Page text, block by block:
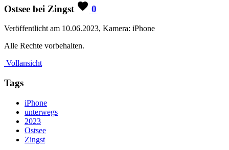
Ostsee bei Zingst 0
Veröffentlicht am 10.06.2023, Kamera: iPhone
Alle Rechte vorbehalten.
Vollansicht
Tags
iPhone
unterwegs
2023
Ostsee
Zingst